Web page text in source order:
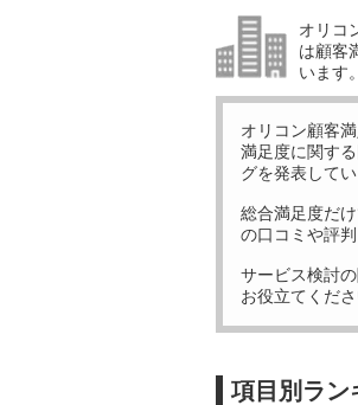
オリコ
は顧客
います。
オリコン顧客
満足度に関す
グを発表してい
総合満足度だ
の口コミや評
サービス検討
お役立てくださ
項目別ラン